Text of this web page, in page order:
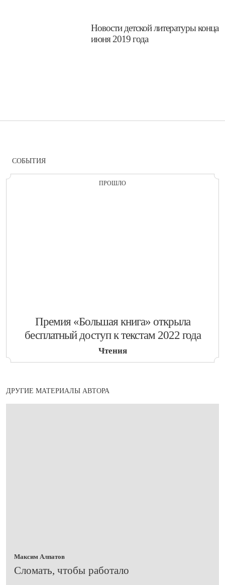
​Новости детской литературы конца
июня 2019 года
СОБЫТИЯ
ПРОШЛО
​Премия «Большая книга» открыла
бесплатный доступ к текстам 2022 года
Чтения
ДРУГИЕ МАТЕРИАЛЫ АВТОРА
Максим Алпатов
​Сломать, чтобы работало